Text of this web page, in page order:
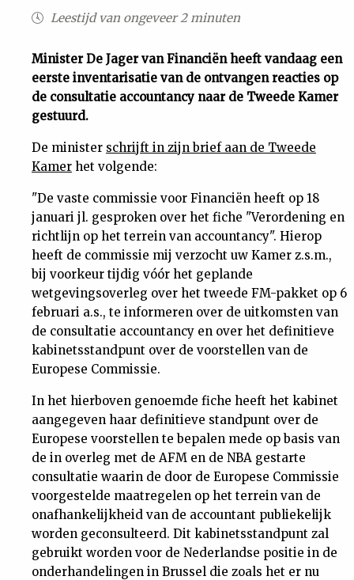
Feiten
Cijfers
Tuchtrecht
Magazine
Podcast
Dossiers
Nieuwsbrief
Contact
Leestijd van ongeveer 2 minuten
Minister De Jager van Financiën heeft vandaag een
eerste inventarisatie van de ontvangen reacties op
de consultatie accountancy naar de Tweede Kamer
gestuurd.
De minister schrijft in zijn brief aan de Tweede
Kamer het volgende:
"De vaste commissie voor Financiën heeft op 18
januari jl. gesproken over het fiche "Verordening en
richtlijn op het terrein van accountancy". Hierop
heeft de commissie mij verzocht uw Kamer z.s.m.,
bij voorkeur tijdig vóór het geplande
wetgevingsoverleg over het tweede FM-pakket op 6
februari a.s., te informeren over de uitkomsten van
de consultatie accountancy en over het definitieve
kabinetsstandpunt over de voorstellen van de
Europese Commissie.
In het hierboven genoemde fiche heeft het kabinet
aangegeven haar definitieve standpunt over de
Europese voorstellen te bepalen mede op basis van
de in overleg met de AFM en de NBA gestarte
consultatie waarin de door de Europese Commissie
voorgestelde maatregelen op het terrein van de
onafhankelijkheid van de accountant publiekelijk
worden geconsulteerd. Dit kabinetsstandpunt zal
gebruikt worden voor de Nederlandse positie in de
onderhandelingen in Brussel die zoals het er nu